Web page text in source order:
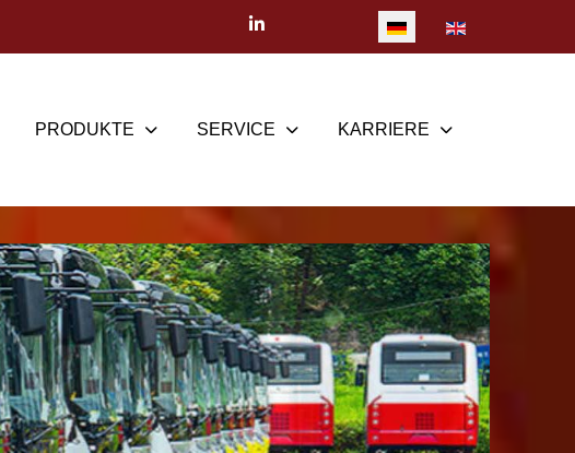
Sprache auswählen
PRODUKTE SERVICE KARRIERE